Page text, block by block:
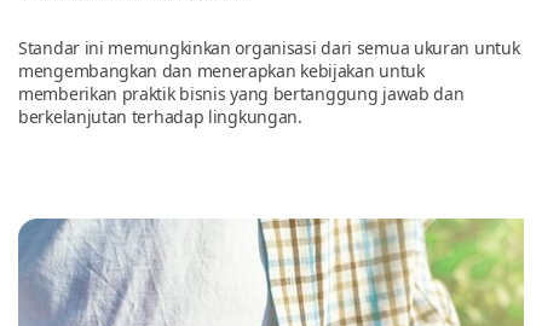
Tentang Kami
Standar ini memungkinkan organisasi dari semua ukuran untuk
mengembangkan dan menerapkan kebijakan untuk
memberikan praktik bisnis yang bertanggung jawab dan
berkelanjutan terhadap lingkungan.